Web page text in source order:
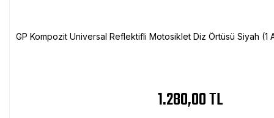
GP Kompozit Universal Reflektifli Motosiklet Diz Örtüsü Siyah
1.280,00 TL